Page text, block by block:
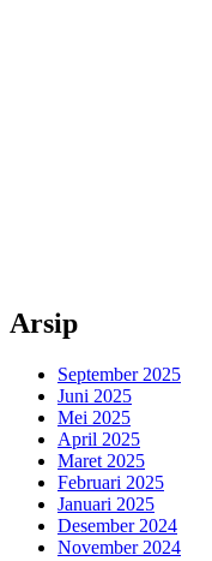
Arsip
September 2025
Juni 2025
Mei 2025
April 2025
Maret 2025
Februari 2025
Januari 2025
Desember 2024
November 2024